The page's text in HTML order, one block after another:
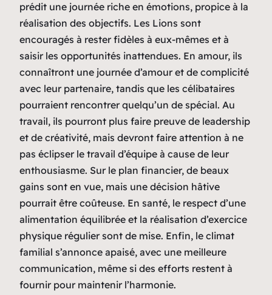
prédit une journée riche en émotions, propice à la
réalisation des objectifs. Les Lions sont
encouragés à rester fidèles à eux-mêmes et à
saisir les opportunités inattendues. En amour, ils
connaîtront une journée d’amour et de complicité
avec leur partenaire, tandis que les célibataires
pourraient rencontrer quelqu’un de spécial. Au
travail, ils pourront plus faire preuve de leadership
et de créativité, mais devront faire attention à ne
pas éclipser le travail d’équipe à cause de leur
enthousiasme. Sur le plan financier, de beaux
gains sont en vue, mais une décision hâtive
pourrait être coûteuse. En santé, le respect d’une
alimentation équilibrée et la réalisation d’exercice
physique régulier sont de mise. Enfin, le climat
familial s’annonce apaisé, avec une meilleure
communication, même si des efforts restent à
fournir pour maintenir l’harmonie.